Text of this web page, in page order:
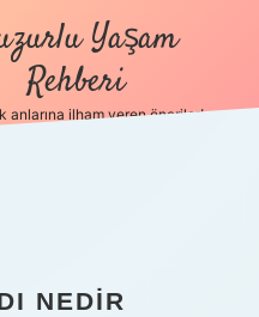
Yaşam
Rehberi
anlarına ilham veren öneriler!
NEDIR